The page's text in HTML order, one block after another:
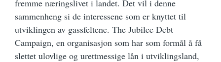
fremme næringslivet i landet. Det vil i denne
sammenheng si de interessene som er knyttet til
utviklingen av gassfeltene. The Jubilee Debt
Campaign, en organisasjon som har som formål å få
slettet ulovlige og urettmessige lån i utviklingsland,